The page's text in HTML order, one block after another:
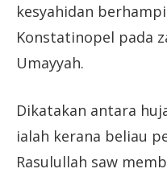
kesyahidan
Konstatinopel pada
Umayyah.
Dikatakan antara
ialah kerana beliau
Rasulullah saw